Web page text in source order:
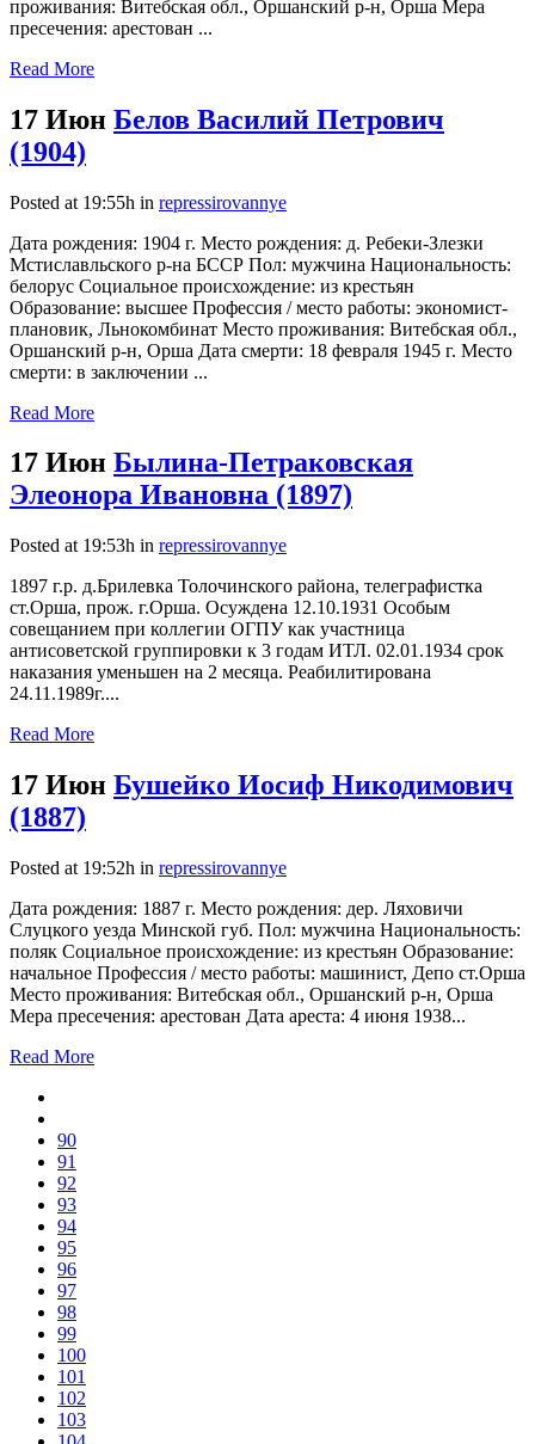
проживания: Витебская обл., Оршанский р-н, Орша Мера
пресечения: арестован ...
Read More
17 Июн Белов Василий Петрович
(1904)
Posted at 19:55h in repressirovannye
Дата рождения: 1904 г. Место рождения: д. Ребеки-Злезки
Мстиславльского р-на БССР Пол: мужчина Национальность:
белорус Социальное происхождение: из крестьян
Образование: высшее Профессия / место работы: экономист-
плановик, Льнокомбинат Место проживания: Витебская обл.,
Оршанский р-н, Орша Дата смерти: 18 февраля 1945 г. Место
смерти: в заключении ...
Read More
17 Июн Былина-Петраковская
Элеонора Ивановна (1897)
Posted at 19:53h in repressirovannye
1897 г.р. д.Брилевка Толочинского района, телеграфистка
ст.Орша, прож. г.Орша. Осуждена 12.10.1931 Особым
совещанием при коллегии ОГПУ как участница
антисоветской группировки к 3 годам ИТЛ. 02.01.1934 срок
наказания уменьшен на 2 месяца. Реабилитирована
24.11.1989г....
Read More
17 Июн Бушейко Иосиф Никодимович
(1887)
Posted at 19:52h in repressirovannye
Дата рождения: 1887 г. Место рождения: дер. Ляховичи
Слуцкого уезда Минской губ. Пол: мужчина Национальность:
поляк Социальное происхождение: из крестьян Образование:
начальное Профессия / место работы: машинист, Депо ст.Орша
Место проживания: Витебская обл., Оршанский р-н, Орша
Мера пресечения: арестован Дата ареста: 4 июня 1938...
Read More
90
91
92
93
94
95
96
97
98
99
100
101
102
103